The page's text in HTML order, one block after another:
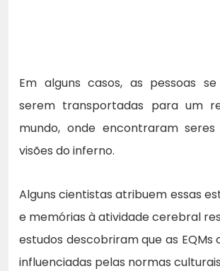
Em alguns casos, as pessoas
serem transportadas para um
mundo, onde encontraram seres
visões do inferno.
Alguns cientistas atribuem essas
e memórias à atividade cerebral
estudos descobriram que as
influenciadas pelas normas